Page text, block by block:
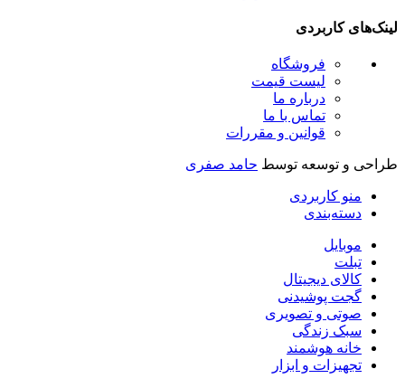
کاربردی
فروشگاه
لیست قیمت
درباره ما
تماس با ما
قوانین و مقررات
و توسعه توسطحامد صفری
منو کاربردی
دسته‌بندی
موبایل
تبلت
کالای دیجیتال
گجت پوشیدنی
صوتی و تصویری
سبک زندگی
خانه هوشمند
تجهیزات و ابزار